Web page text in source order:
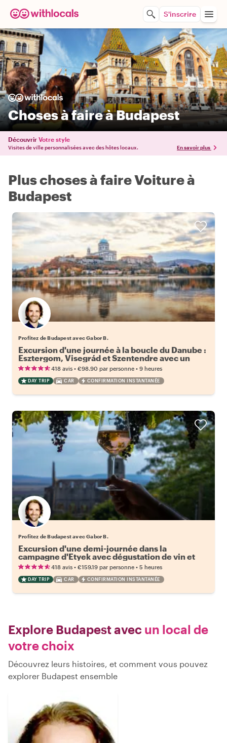
S'inscrire
Choses à faire à Budapest
Découvrir Votre style
Visites de ville personnalisées avec des hôtes locaux. En savoir plus
Plus choses à faire Voiture à
Budapest
Profitez de Budapest avec Gabor B.
Excursion d'une journée à la boucle du Danube :
Esztergom, Visegrád et Szentendre avec un
local
418 avis • €98.90 par personne • 9 heures
DAY TRIP CAR CONFIRMATION INSTANTANÉE
Profitez de Budapest avec Gabor B.
Excursion d'une demi-journée dans la
campagne d'Etyek avec dégustation de vin et
déjeuner418 avis • €159.19 par personne • 5 heures
DAY TRIP CAR CONFIRMATION INSTANTANÉE
Explore Budapest avec un local de
votre choix
Découvrez leurs histoires, et comment vous pouvez
explorer Budapest ensemble